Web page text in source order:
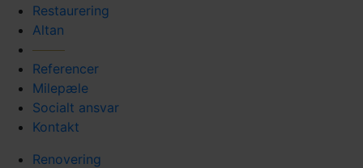
Restaurering
Altan
Referencer
Milepæle
Socialt ansvar
Kontakt
Renovering